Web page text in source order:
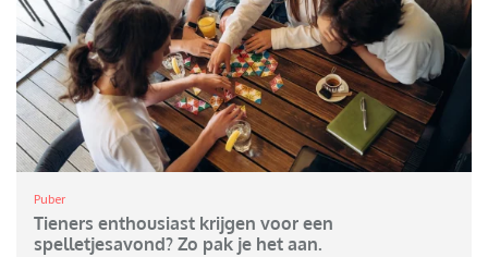
Puber
Tieners enthousiast krijgen voor een
spelletjesavond? Zo pak je het aan.